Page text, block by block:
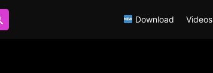
Download Videos